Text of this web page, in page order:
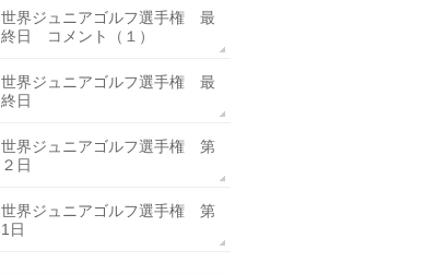
世界ジュニアゴルフ選手権 最
終日 コメント（１）
世界ジュニアゴルフ選手権 最
終日
世界ジュニアゴルフ選手権 第
２日
世界ジュニアゴルフ選手権 第
1日